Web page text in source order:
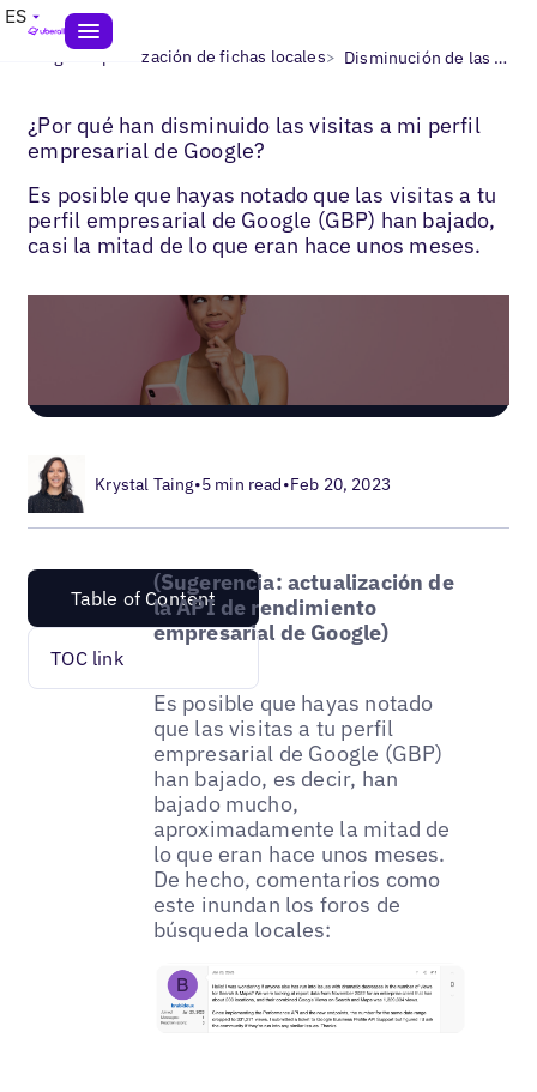
ES
Blogs> Optimización de fichas locales> Disminución de las visitas al perfil empresarial de Google
¿Por qué han disminuido las visitas a mi perfil
empresarial de Google?
Es posible que hayas notado que las visitas a tu
perfil empresarial de Google (GBP) han bajado,
casi la mitad de lo que eran hace unos meses.
Krystal Taing•5 min read•Feb 20, 2023
Table of Content
TOC link
(Sugerencia: actualización de
la API de rendimiento
empresarial de Google)
Es posible que hayas notado
que las visitas a tu perfil
empresarial de Google (GBP)
han bajado, es decir, han
bajado mucho,
aproximadamente la mitad de
lo que eran hace unos meses.
De hecho, comentarios como
este inundan los foros de
búsqueda locales: